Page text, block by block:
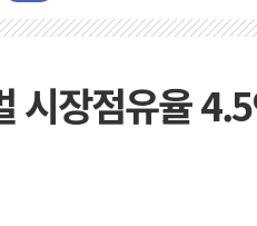
뉴욕증시 프리뷰, 미 주가
금값 7주 만에 최고…美 고
시장점유율